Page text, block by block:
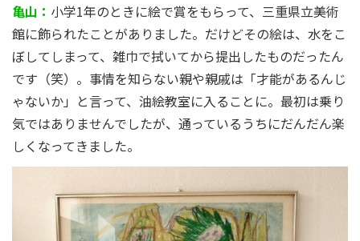
亀山： 小学1年のときに絵で賞をもらって、三重県立美術
館に飾られたことがありました。だけどその絵は、水をこ
ぼしてしまって、雑巾で拭いてから提出したものだったん
です（笑）。事情を知らない親や親戚は「才能があるんじ
ゃないか」と言って、油絵教室に入ることに。最初は乗り
気ではありませんでしたが、通っているうちにだんだん楽
しくなってきました。